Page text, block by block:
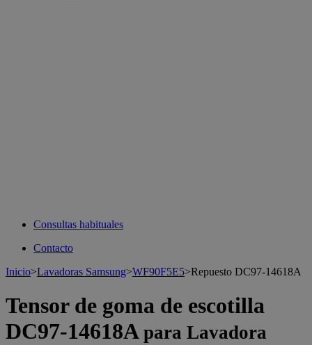
Consultas habituales
Contacto
Inicio>Lavadoras Samsung>WF90F5E5>Repuesto DC97-14618A
Tensor de goma de escotilla
DC97-14618A para Lavadora